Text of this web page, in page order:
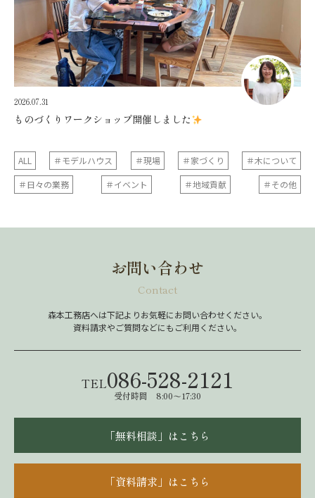
2026.07.31
ものづくりワークショップ開催しました
ALL ＃モデルハウス ＃現場 ＃家づくり
＃木について
＃日々の業務
＃イベント ＃地域貢献 ＃その他
お問い合わせ
Contact
森本工務店へは下記よりお気軽にお問い合わせください。
資料請求やご質問などにもご利用ください。
TEL086-528-2121
受付時間 8:00～17:30
「無料相談」はこちら
「資料請求」はこちら